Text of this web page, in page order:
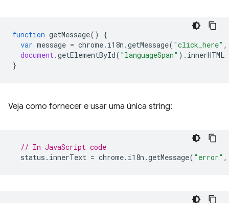
function getMessage()
{
var message = chrome. i18n .getMessage( "click_here" ,
document.getElementById( "languageSpan" ). innerHTML
}
Veja como fornecer e usar uma única string:
// In JavaScript code
status . innerText = chrome. i18n .getMessage( "error" ,